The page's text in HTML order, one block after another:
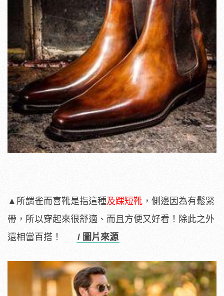
▲所謂雀而喜靴是指這種及踝短靴 ，側邊因為有鬆緊
帶，所以穿起來很舒適、而且方便又好看！除此之外
還相當百搭！ / 圖片來源